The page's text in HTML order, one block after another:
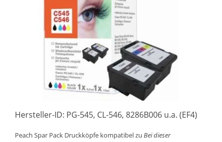
Hersteller-ID: PG-545, CL-546, 8286B006 u.a. (EF4)
Peach Spar Pack Druckköpfe kompatibel zu Bei dieser